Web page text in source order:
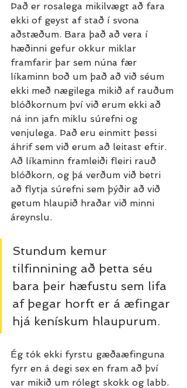
Það er rosalega mikilvægt að fara
ekki of geyst af stað í svona
aðstæðum. Bara það að vera í
hæðinni gefur okkur miklar
framfarir þar sem núna fær
líkaminn boð um það að við séum
ekki með nægilega mikið af rauðum
blóðkornum því við erum ekki að
ná inn jafn miklu súrefni og
venjulega. Það eru einmitt þessi
áhrif sem við erum að leitast eftir.
Að líkaminn framleiði fleiri rauð
blóðkorn, og þá verðum við betri
að flytja súrefni sem þýðir að við
getum hlaupið hraðar við minni
áreynslu.
Stundum kemur
tilfinnining að þetta séu
bara þeir hæfustu sem lifa
af þegar horft er á æfingar
hjá kenískum hlaupurum.
Ég tók ekki fyrstu gæðaæfinguna
fyrr en á degi sex en fram að því
var mikið um rólegt skokk og labb.